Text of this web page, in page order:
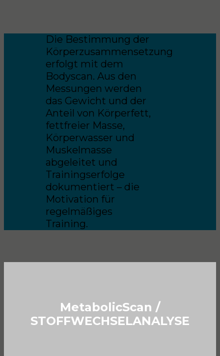
Die Bestimmung der
Körperzusammensetzung
erfolgt mit dem
Bodyscan. Aus den
Messungen werden
das Gewicht und der
Anteil von Körperfett,
fettfreier Masse,
Körperwasser und
Muskelmasse
abgeleitet und
Trainingserfolge
dokumentiert – die
Motivation für
regelmäßiges
Training.
MetabolicScan /
STOFFWECHSELANALYSE